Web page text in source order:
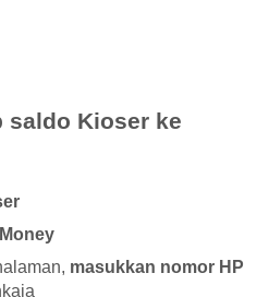
saldo Kioser ke
masukkan nomor HP